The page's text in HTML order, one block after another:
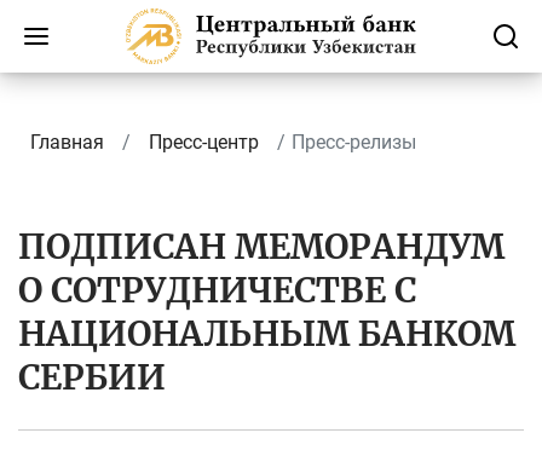
Главная Пресс-центр Пресс-релизы
ПОДПИСАН МЕМОРАНДУМ
О СОТРУДНИЧЕСТВЕ С
НАЦИОНАЛЬНЫМ БАНКОМ
СЕРБИИ